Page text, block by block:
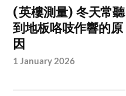
(英樓測量) 冬天常聽
到地板咯吱作響的原
因
1 January 2026